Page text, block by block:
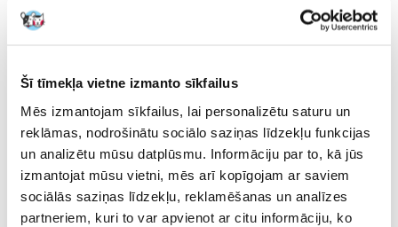
Šī tīmekļa vietne izmanto sīkfailus
Mēs izmantojam sīkfailus, lai personalizētu saturu un
reklāmas, nodrošinātu sociālo saziņas līdzekļu funkcijas
un analizētu mūsu datplūsmu. Informāciju par to, kā jūs
izmantojat mūsu vietni, mēs arī kopīgojam ar saviem
sociālās saziņas līdzekļu, reklamēšanas un analīzes
partneriem, kuri to var apvienot ar citu informāciju, ko